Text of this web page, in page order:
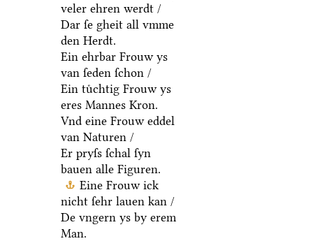
veler ehren werdt /
Dar ſe gheit all vmme
den Herdt.
Ein ehrbar Frouw ys
van ſeden ſchon /
Ein tuͤchtig Frouw ys
eres Mannes Kron.
Vnd eine Frouw eddel
van Naturen /
Er pryſs ſchal ſyn
bauen alle Figuren.
Eine Frouw ick
nicht ſehr lauen kan /
De vngern ys by erem
Man.